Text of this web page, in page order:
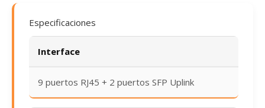
Especificaciones
Interface
9 puertos RJ45 + 2 puertos SFP Uplink